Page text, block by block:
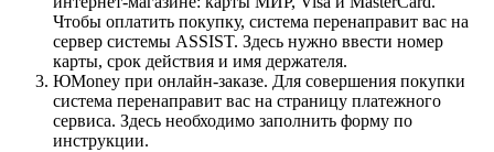
Чтобы оплатить покупку, система перенаправит вас на
сервер системы ASSIST. Здесь нужно ввести номер
карты, срок действия и имя держателя.
ЮMoney при онлайн-заказе. Для совершения покупки
система перенаправит вас на страницу платежного
сервиса. Здесь необходимо заполнить форму по
инструкции.